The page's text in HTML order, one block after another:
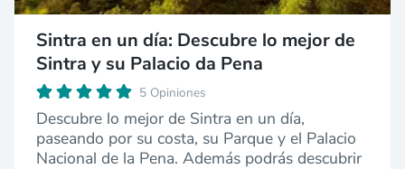
Sintra en un día: Descubre lo mejor de
Sintra y su Palacio da Pena
5 Opiniones
Descubre lo mejor de Sintra en un día,
paseando por su costa, su Parque y el Palacio
Nacional de la Pena. Además podrás descubrir